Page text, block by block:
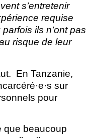
s’entretenir
requise
ils n’ont pas
risque de leur
En Tanzanie,
sur
pour
que beaucoup